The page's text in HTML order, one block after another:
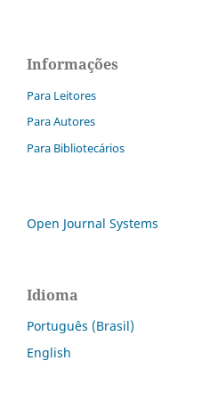
Informações
Para Leitores
Para Autores
Para Bibliotecários
Open Journal Systems
Idioma
Português (Brasil)
English